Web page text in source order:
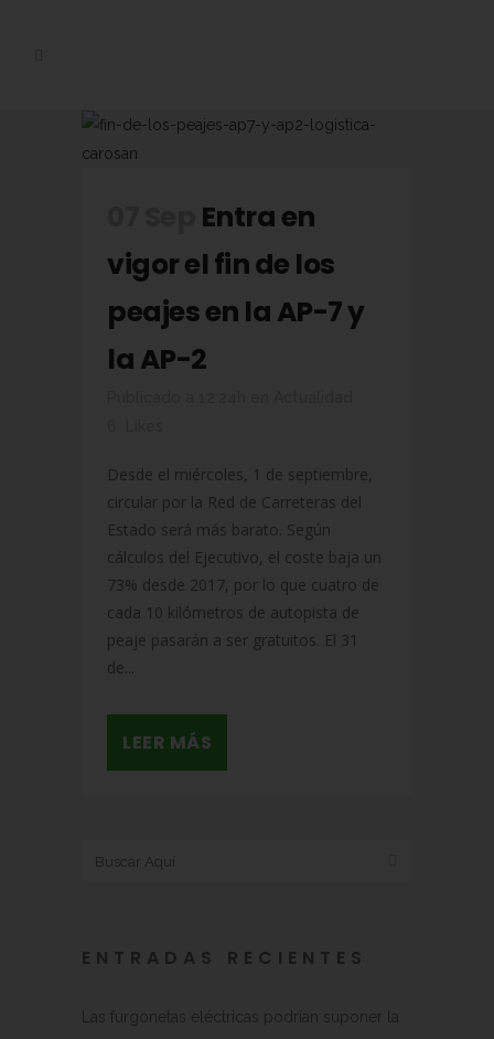
Entra en
vigor el fin de los
peajes en la AP-7 y
la AP-2
Desde el miércoles, 1 de septiembre,
circular por la Red de Carreteras del
Estado será más barato. Según
cálculos del Ejecutivo, el coste baja un
73% desde 2017, por lo que cuatro de
cada 10 kilómetros de autopista de
peaje pasarán a ser gratuitos. El 31
de...
LEER MÁS
ENTRADAS RECIENTES
Las furgonetas eléctricas podrían suponer la